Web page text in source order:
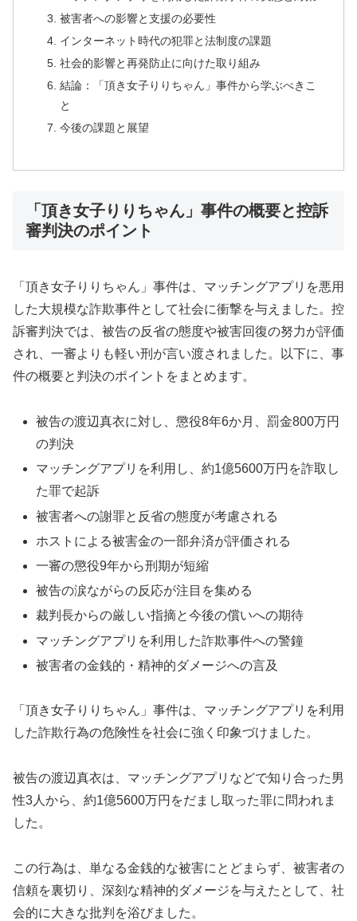
被害者への影響と支援の必要性
インターネット時代の犯罪と法制度の課題
社会的影響と再発防止に向けた取り組み
結論：「頂き女子りりちゃん」事件から学ぶべきこ
と
今後の課題と展望
「頂き女子りりちゃん」事件の概要と控訴
審判決のポイント
「頂き女子りりちゃん」事件は、マッチングアプリを悪用
した大規模な詐欺事件として社会に衝撃を与えました。控
訴審判決では、被告の反省の態度や被害回復の努力が評価
され、一審よりも軽い刑が言い渡されました。以下に、事
件の概要と判決のポイントをまとめます。
被告の渡辺真衣に対し、懲役8年6か月、罰金800万円
の判決
マッチングアプリを利用し、約1億5600万円を詐取し
た罪で起訴
被害者への謝罪と反省の態度が考慮される
ホストによる被害金の一部弁済が評価される
一審の懲役9年から刑期が短縮
被告の涙ながらの反応が注目を集める
裁判長からの厳しい指摘と今後の償いへの期待
マッチングアプリを利用した詐欺事件への警鐘
被害者の金銭的・精神的ダメージへの言及
「頂き女子りりちゃん」事件は、マッチングアプリを利用
した詐欺行為の危険性を社会に強く印象づけました。
被告の渡辺真衣は、マッチングアプリなどで知り合った男
性3人から、約1億5600万円をだまし取った罪に問われま
した。
この行為は、単なる金銭的な被害にとどまらず、被害者の
信頼を裏切り、深刻な精神的ダメージを与えたとして、社
会的に大きな批判を浴びました。